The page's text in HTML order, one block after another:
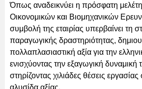
Όπως αναδεικνύει η πρόσφατη
Οικονομικών και Βιομηχανικών
συμβολή της εταιρίας υπερβαίνει τη
παραγωγικής δραστηριότητας,
πολλαπλασιαστική αξία για την
ενισχύοντας την εξαγωγική δυναμική
στηρίζοντας χιλιάδες θέσεις
αλυσίδα αξίας.